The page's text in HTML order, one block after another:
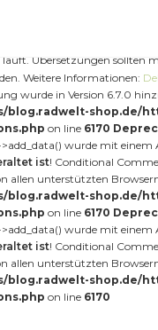
der Übersetzung für die
läuft. Übersetzungen sollten
Weitere Informationen:
wurde in Version 6.7.0
blog.radwelt-shop.de/
on line 6170
>add_data() wurde mit
ist! Conditional
allen unterstützten
blog.radwelt-shop.de/
on line 6170
>add_data() wurde mit
ist! Conditional
allen unterstützten
blog.radwelt-shop.de/
on line 6170